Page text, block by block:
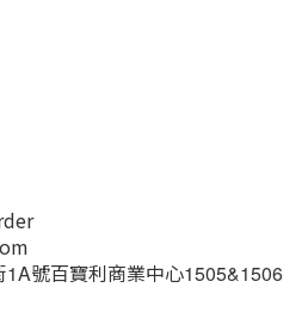
1A號百寶利商業中心1505&1506